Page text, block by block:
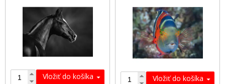
Vložiť do košíka Vložiť do košíka